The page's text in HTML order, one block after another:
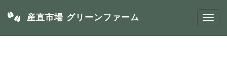
産直市場 グリーンファーム